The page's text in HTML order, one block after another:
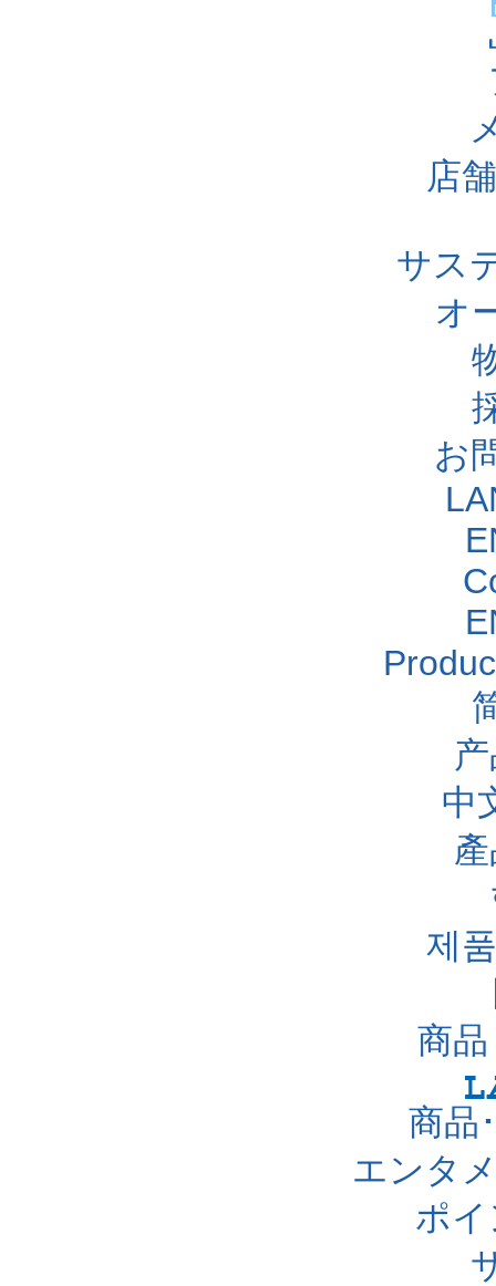
店
サス
オ
お
中
제
商
商品
エンタ
ポ